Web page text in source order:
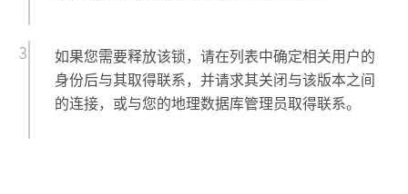
如果您需要释放该锁，请在列表中确定相关用户的
身份后与其取得联系，并请求其关闭与该版本之间
的连接，或与您的地理数据库管理员取得联系。